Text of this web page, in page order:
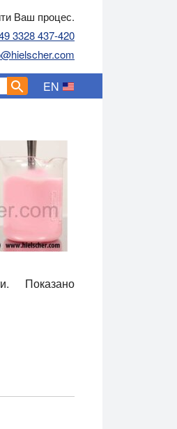
Ваш процес.
3328 437-420
EN
Показано